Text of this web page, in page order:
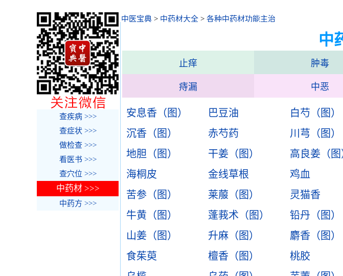
中医宝典 > 中药材大全 > 各种中药材功能主治
中
止痒 肿毒
痔漏 中恶
安息香（图） 巴豆油 白芍（图）
沉香（图）
赤芍药 川芎（图）
地胆（图）
干姜（图） 高良姜（图
海桐皮
金线草根 鸡血
苦参（图）
莱菔（图） 灵猫香
牛黄（图）
蓬莪术（图） 铅丹（图）
山姜（图）
升麻（图） 麝香（图）
食茱萸
檀香（图） 桃胶
查疾病 >>>
查症状 >>>
做检查 >>>
看医书 >>>
查穴位 >>>
中药材 >>>
中药方 >>>